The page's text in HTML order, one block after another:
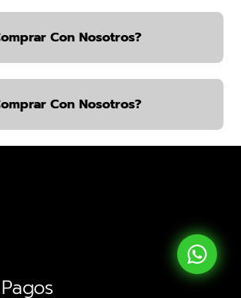
Con Nosotros?
Con Nosotros?